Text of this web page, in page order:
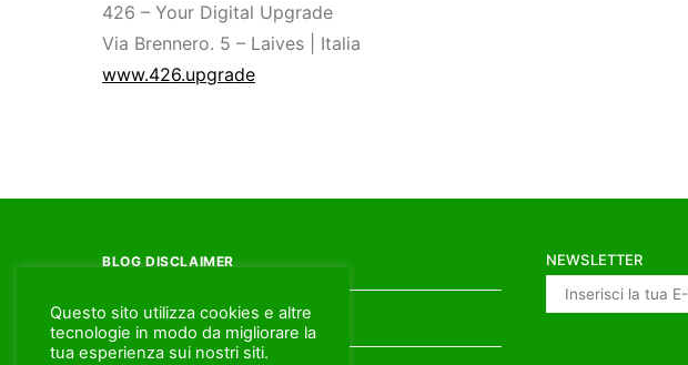
426 – Your Digital Upgrade
Via Brennero. 5 – Laives | Italia
www.426.upgrade
BLOG DISCLAIMER
PRIVACY POLICY
NEWSLETTER
Questo sito utilizza cookies e altre
tecnologie in modo da migliorare la
tua esperienza sui nostri siti.